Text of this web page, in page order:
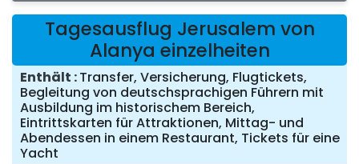
Tagesausflug Jerusalem von
Alanya einzelheiten
Enthält Transfer, Versicherung, Flugtickets,
Begleitung von deutschsprachigen Führern mit
Ausbildung im historischem Bereich,
Eintrittskarten für Attraktionen, Mittag- und
Abendessen in einem Restaurant, Tickets für eine
Yacht